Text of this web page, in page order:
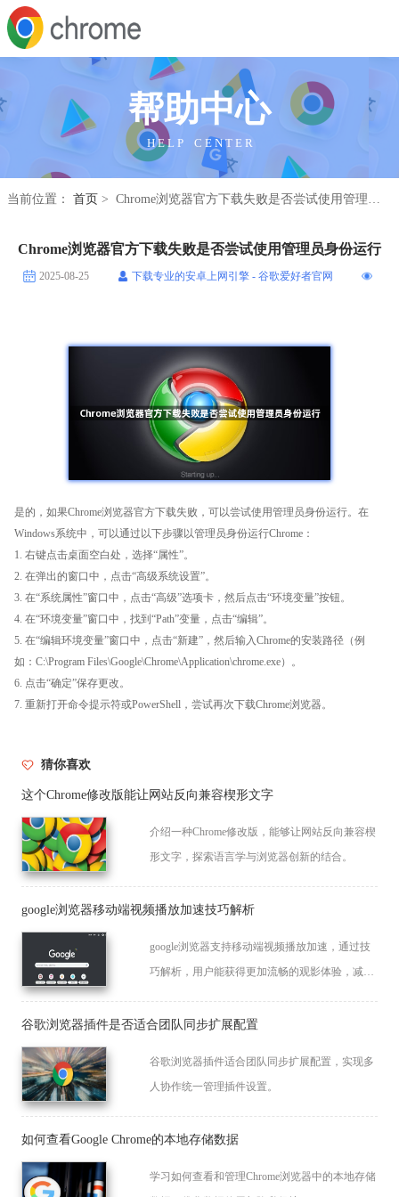
帮助中心
H E L P C E N T E R
当前位置： 首页 > Chrome浏览器官方下载失败是否尝试使用管理员身份运行
Chrome浏览器官方下载失败是否尝试使用管理员身份运行
2025-08-25 下载专业的安卓上网引擎 - 谷歌爱好者官网
是的，如果Chrome浏览器官方下载失败，可以尝试使用管理员身份运行。在
Windows系统中，可以通过以下步骤以管理员身份运行Chrome：
1. 右键点击桌面空白处，选择“属性”。
2. 在弹出的窗口中，点击“高级系统设置”。
3. 在“系统属性”窗口中，点击“高级”选项卡，然后点击“环境变量”按钮。
4. 在“环境变量”窗口中，找到“Path”变量，点击“编辑”。
5. 在“编辑环境变量”窗口中，点击“新建”，然后输入Chrome的安装路径（例
如：C:\Program Files\Google\Chrome\Application\chrome.exe）。
6. 点击“确定”保存更改。
7. 重新打开命令提示符或PowerShell，尝试再次下载Chrome浏览器。
猜你喜欢
这个Chrome修改版能让网站反向兼容楔形文字
介绍一种Chrome修改版，能够让网站反向兼容楔
形文字，探索语言学与浏览器创新的结合。
google浏览器移动端视频播放加速技巧解析
google浏览器支持移动端视频播放加速，通过技
巧解析，用户能获得更加流畅的观影体验，减少
谷歌浏览器插件是否适合团队同步扩展配置
谷歌浏览器插件适合团队同步扩展配置，实现多
人协作统一管理插件设置。
如何查看Google Chrome的本地存储数据
学习如何查看和管理Chrome浏览器中的本地存储